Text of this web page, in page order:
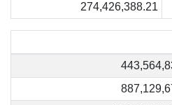
274,426,388.21